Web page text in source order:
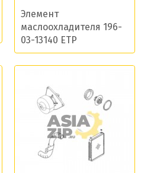
Элемент
маслоохладителя 196-
03-13140 ETP